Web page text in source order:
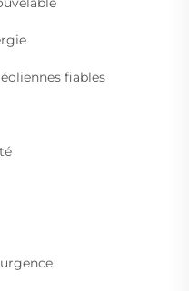
éoliennes fiables